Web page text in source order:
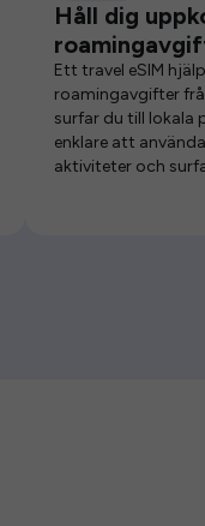
Håll dig
Ett travel eSIM
roamingavgifter
surfar du till lokala
enklare att
aktiviteter och